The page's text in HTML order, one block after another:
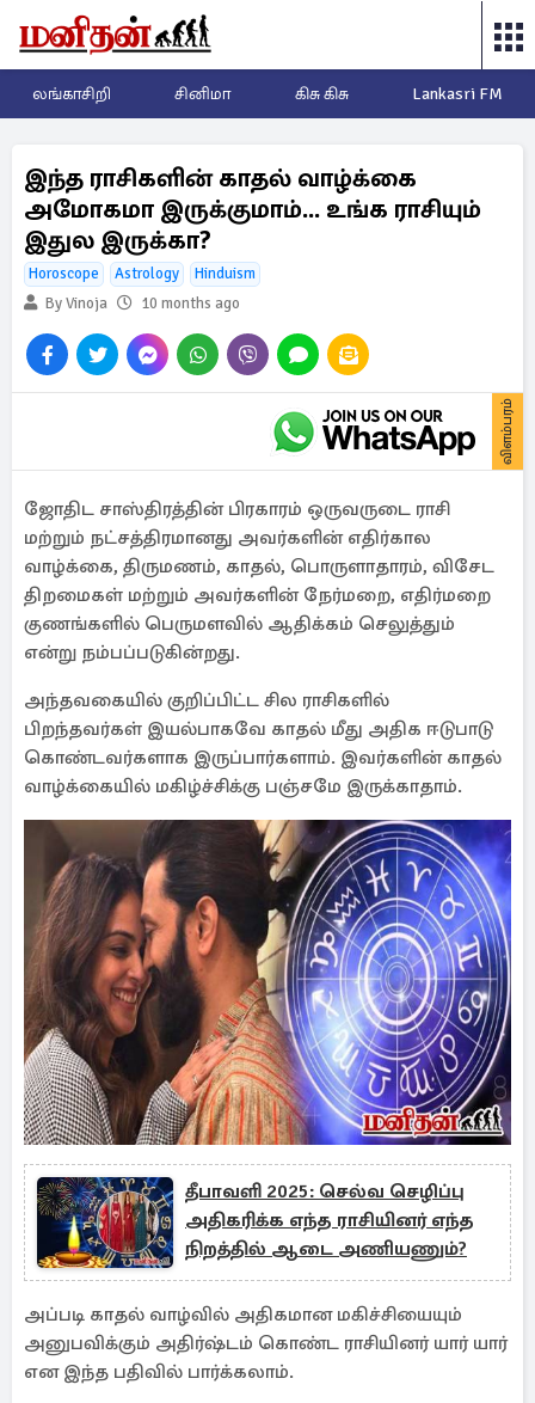
லங்காசிறி சினிமா கிசு கிசு Lankasri FM
இந்த ராசிகளின் காதல் வாழ்க்கை
அமோகமா இருக்குமாம்... உங்க ராசியும்
இதுல இருக்கா?
Horoscope Astrology
Hinduism
By Vinoja
10 months ago
விளம்பரம்
ஜோதிட சாஸ்திரத்தின் பிரகாரம் ஒருவருடை ராசி
மற்றும் நட்சத்திரமானது அவர்களின் எதிர்கால
வாழ்க்கை, திருமணம், காதல், பொருளாதாரம், விசேட
திறமைகள் மற்றும் அவர்களின் நேர்மறை, எதிர்மறை
குணங்களில் பெருமளவில் ஆதிக்கம் செலுத்தும்
என்று நம்பப்படுகின்றது.
அந்தவகையில் குறிப்பிட்ட சில ராசிகளில்
பிறந்தவர்கள் இயல்பாகவே காதல் மீது அதிக ஈடுபாடு
கொண்டவர்களாக இருப்பார்களாம். இவர்களின் காதல்
வாழ்க்கையில் மகிழ்ச்சிக்கு பஞ்சமே இருக்காதாம்.
தீபாவளி 2025: செல்வ செழிப்பு
அதிகரிக்க எந்த ராசியினர் எந்த
நிறத்தில் ஆடை அணியணும்?
அப்படி காதல் வாழ்வில் அதிகமான மகிச்சியையும்
அனுபவிக்கும் அதிர்ஷ்டம் கொண்ட ராசியினர் யார் யார்
என இந்த பதிவில் பார்க்கலாம்.